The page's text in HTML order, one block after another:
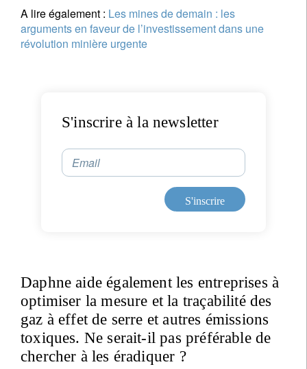
A lire également : Les mines de demain : les
arguments en faveur de l’investissement dans une
révolution minière urgente
S'inscrire à la newsletter
Email
S'inscrire
Daphne aide également les entreprises à
optimiser la mesure et la traçabilité des
gaz à effet de serre et autres émissions
toxiques. Ne serait-il pas préférable de
chercher à les éradiquer ?